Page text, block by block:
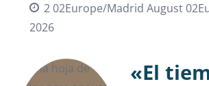
2 02Europe/Madrid August
2026
«El